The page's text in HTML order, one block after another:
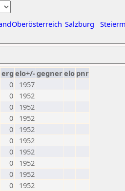
Oberösterreich Salzburg
erg elo+/-gegnerelo pnr
0
1957
0
1952
0
1952
0
1952
0
1952
0
1952
0
1952
0
1952
0
1952
0
1952